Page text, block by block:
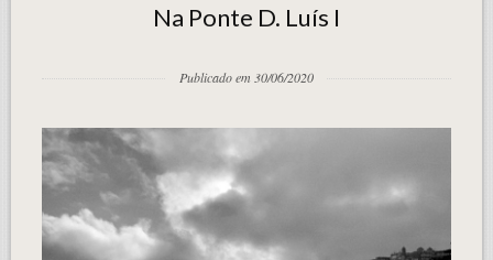
Na Ponte D. Luís I
Publicado em 30/06/2020